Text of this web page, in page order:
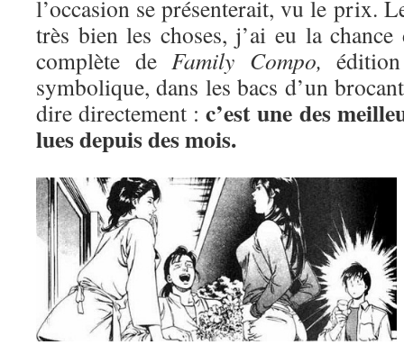
l’occasion se présenterait, vu le prix.
très bien les choses, j’ai eu la
complète de Family Compo,
symbolique, dans les bacs d’un
dire directement :c’est une des
lues depuis des mois.